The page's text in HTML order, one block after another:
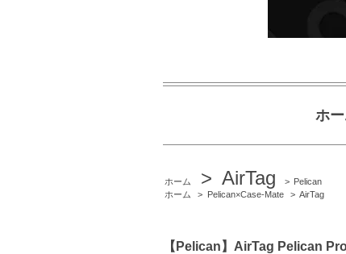
ホ
ホーム > AirTag > Pelican
ホーム
> Pelican×Case-Mate > AirTag
【Pelican】AirTag Pelican